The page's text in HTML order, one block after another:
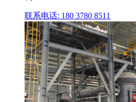
联系电话: 180 3780 8511